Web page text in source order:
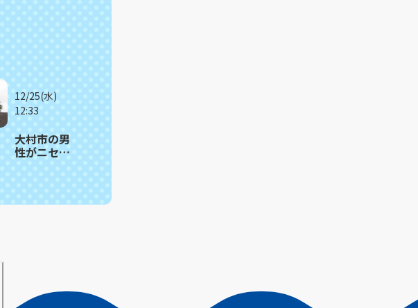
12/25(水)
12:33
大村市の男
性がニセ電